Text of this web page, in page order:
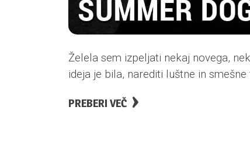
Želela sem izpeljati nekaj novega,
ideja je bila, narediti luštne in
PREBERI VEČ